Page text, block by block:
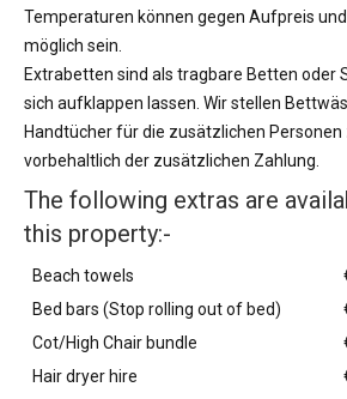
Temperaturen können gegen Aufpreis
möglich sein.
Extrabetten sind als tragbare Betten oder
sich aufklappen lassen. Wir stellen
Handtücher für die zusätzlichen
vorbehaltlich der zusätzlichen Zahlung.
The following extras are
this property:-
Beach towels
Bed bars (Stop rolling out of bed)
Cot/High Chair bundle
Hair dryer hire